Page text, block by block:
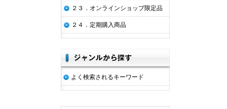
２３．オンラインショップ限定品
２４．定期購入商品
よく検索されるキーワード